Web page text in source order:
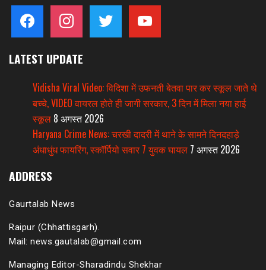
facebook instagram twitter youtube
LATEST UPDATE
Vidisha Viral Video: विदिशा में उफनती बेतवा पार कर स्कूल जाते थे
बच्चे, VIDEO वायरल होते ही जागी सरकार, 3 दिन में मिला नया हाई
स्कूल 8 अगस्त 2026
Haryana Crime News: चरखी दादरी में थाने के सामने दिनदहाड़े
अंधाधुंध फायरिंग, स्कॉर्पियो सवार 7 युवक घायल 7 अगस्त 2026
ADDRESS
Gaurtalab News
Raipur (Chhattisgarh).
Mail: news.gautalab@gmail.com
Managing Editor-Sharadindu Shekhar